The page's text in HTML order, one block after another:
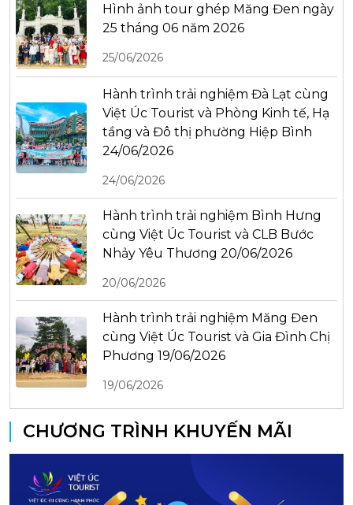
Hình ảnh tour ghép Măng Đen ngày
25 tháng 06 năm 2026
25/06/2026
Hành trình trải nghiệm Đà Lạt cùng
Việt Úc Tourist và Phòng Kinh tế, Hạ
tầng và Đô thị phường Hiệp Bình
24/06/2026
24/06/2026
Hành trình trải nghiệm Bình Hưng
cùng Việt Úc Tourist và CLB Bước
Nhảy Yêu Thương 20/06/2026
20/06/2026
Hành trình trải nghiệm Măng Đen
cùng Việt Úc Tourist và Gia Đình Chị
Phương 19/06/2026
19/06/2026
CHƯƠNG TRÌNH KHUYẾN MÃI